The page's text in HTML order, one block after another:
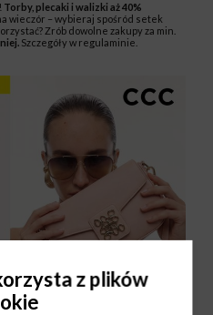
Torby, plecaki i walizki aż 40%
wieczór – wybieraj spośród setek
Zrób dowolne zakupy za min.
Szczegóły w regulaminie.
z plików